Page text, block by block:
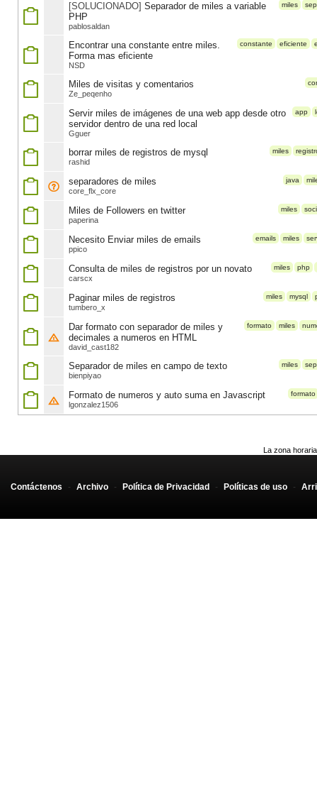
miles
[SOLUCIONADO] Separador de miles a variable
PHP
pablosaldan
constante eficiente
Encontrar una constante entre miles.
Forma mas eficiente
NSD
Miles de visitas y comentarios
Ze_peqenho
app
Servir miles de imágenes de una web app desde otro
servidor dentro de una red local
Gguer
miles
borrar miles de registros de mysql
rashid
java
separadores de miles
core_flx_core
miles
Miles de Followers en twitter
paperina
emails miles
Necesito Enviar miles de emails
ppico
miles php
Consulta de miles de registros por un novato
carscx
miles mysql
Paginar miles de registros
tumbero_x
formato miles
Dar formato con separador de miles y
decimales a numeros en HTML
david_cast182
miles
Separador de miles en campo de texto
bienpiyao
formato
Formato de numeros y auto suma en Javascript
lgonzalez1506
La zona
Contáctenos - Archivo - Política de Privacidad - Políticas de uso -